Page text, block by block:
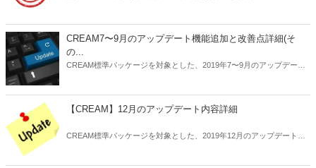
CREAM7〜9月のアップデート機能追加と改善点詳細(そ
の...
CREAM標準パッケージを対象とした、2019年7〜9月のアップデート
【CREAM】12月のアップデート内容詳細
CREAM標準パッケージを対象とした、2019年12月のアップデート内